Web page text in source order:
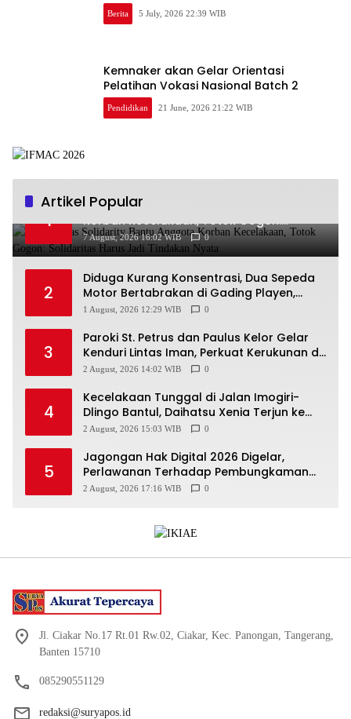
Berita 5 July, 2026 22:39 WIB
Kemnaker akan Gelar Orientasi
Pelatihan Vokasi Nasional Batch 2
Pendidikan 21 June, 2026 21:22 WIB
Artikel Popular
1
Ra’Nggagas Solidarity Bantu Anggota
Korban Kecelakaan, Totok Gogon:
Solidaritas Harus Jadi Tindakan Nyata
7 August, 2026 16:02 WIB 0
2
Diduga Kurang Konsentrasi, Dua Sepeda
Motor Bertabrakan di Gading Playen,
Mahasiswi Meninggal
1 August, 2026 12:29 WIB 0
3
Paroki St. Petrus dan Paulus Kelor Gelar
Kenduri Lintas Iman, Perkuat Kerukunan di
Gunungkidul
2 August, 2026 14:02 WIB 0
4
Kecelakaan Tunggal di Jalan Imogiri-
Dlingo Bantul, Daihatsu Xenia Terjun ke
Jurang
2 August, 2026 15:03 WIB 0
5
Jagongan Hak Digital 2026 Digelar,
Perlawanan Terhadap Pembungkaman
Media Digital
2 August, 2026 17:16 WIB 0
Jl. Ciakar No.17 Rt.01 Rw.02, Ciakar, Kec. Panongan, Tangerang,
Banten 15710
085290551129
redaksi@suryapos.id